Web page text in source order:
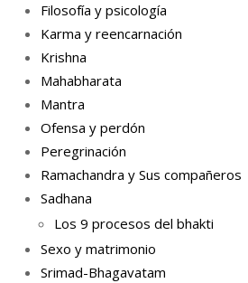
Filosofía y psicología
Karma y reencarnación
Krishna
Mahabharata
Mantra
Ofensa y perdón
Peregrinación
Ramachandra y Sus compañeros
Sadhana
Los 9 procesos del bhakti
Sexo y matrimonio
Srimad-Bhagavatam